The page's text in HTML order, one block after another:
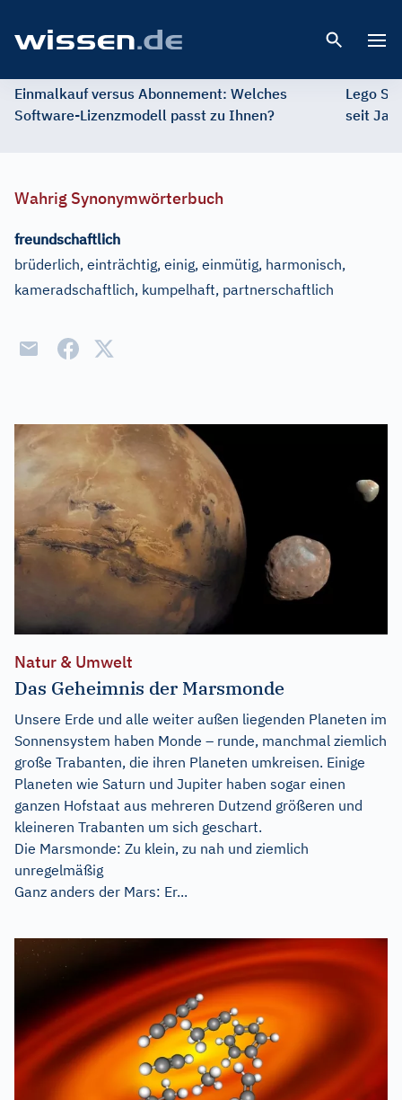
Einmalkauf versus Abonnement: Welches
Software-Lizenzmodell passt zu Ihnen?
Lego
seit
Wahrig Synonymwörterbuch
freundschaftlich
brüderlich, einträchtig, einig, einmütig, harmonisch,
kameradschaftlich, kumpelhaft, partnerschaftlich
Natur & Umwelt
Das Geheimnis der Marsmonde
Unsere Erde und alle weiter außen liegenden Planeten im
Sonnensystem haben Monde – runde, manchmal ziemlich
große Trabanten, die ihren Planeten umkreisen. Einige
Planeten wie Saturn und Jupiter haben sogar einen
ganzen Hofstaat aus mehreren Dutzend größeren und
kleineren Trabanten um sich geschart.
Die Marsmonde: Zu klein, zu nah und ziemlich
unregelmäßig
Ganz anders der Mars: Er...